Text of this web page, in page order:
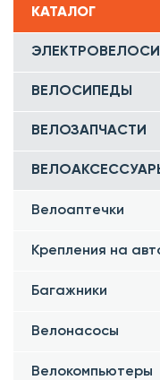
КАТАЛОГ
ВЕЛОСИПЕДЫ
ВЕЛОЗАПЧАСТИ
Велоаптечки
Крепления на
Багажники
Велонасосы
Велокомпьютеры